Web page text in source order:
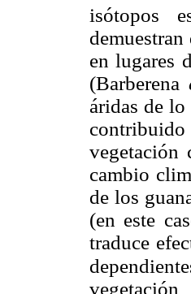
isótopos
en lugares
(Barberena
áridas de
vegetación
cambio
de los
(en este
traduce